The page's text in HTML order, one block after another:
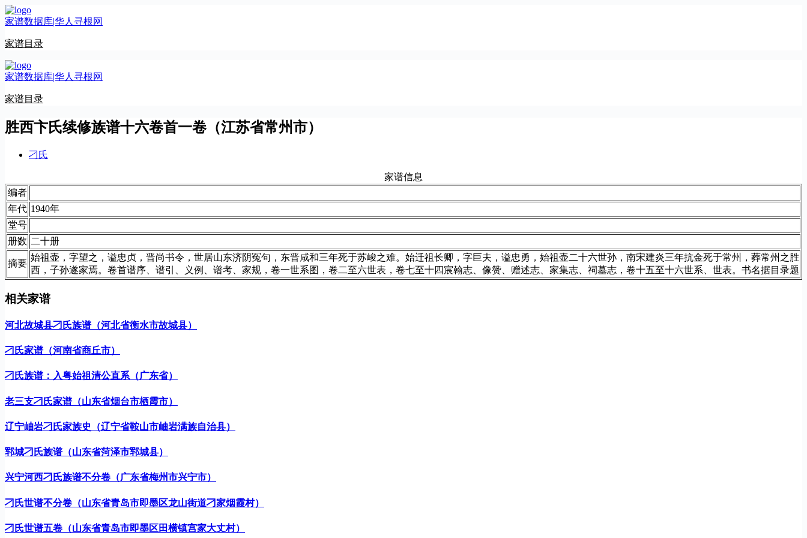
跳
至
容
家谱数据库|华人寻根网
家谱目录
家谱数据库|华人寻根网
家谱目录
胜西卞氏续修族谱十六卷首一卷（江苏省常州市）
刁氏
家谱信息
编者
年代 1940年
堂号
册数 二十册
摘要
始祖壶，字望之，谥忠贞，晋尚书令，世居山东济阴冤句，东晋咸和三年死于苏峻之难。始迁祖长卿，字巨夫，谥忠勇，始祖壶二十六世孙，南宋建炎三年抗金死于常州，葬常州之胜
西，子孙遂家焉。卷首谱序、谱引、义例、谱考、家规，卷一世系图，卷二至六世表，卷七至十四宸翰志、像赞、赠述志、家集志、祠墓志，卷十五至十六世系、世表。书名据目录题
相关家谱
河北故城县刁氏族谱（河北省衡水市故城县）
刁氏家谱（河南省商丘市）
刁氏族谱：入粤始祖清公直系（广东省）
老三支刁氏家谱（山东省烟台市栖霞市）
辽宁岫岩刁氏家族史（辽宁省鞍山市岫岩满族自治县）
郓城刁氏族谱（山东省菏泽市郓城县）
兴宁河西刁氏族谱不分卷（广东省梅州市兴宁市）
刁氏世谱不分卷（山东省青岛市即墨区龙山街道刁家烟霞村）
刁氏世谱五卷（山东省青岛市即墨区田横镇宫家大丈村）